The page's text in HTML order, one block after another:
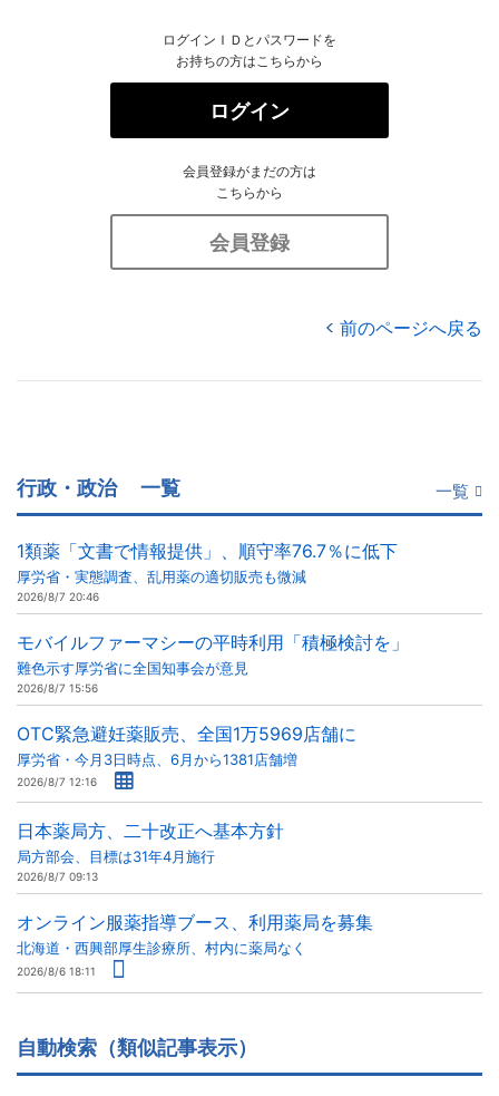
ログインＩＤとパスワードを
お持ちの方はこちらから
ログイン
会員登録がまだの方は
こちらから
会員登録
前のページへ戻る
行政・政治 一覧 一覧
1類薬「文書で情報提供」、順守率76.7％に低下
厚労省・実態調査、乱用薬の適切販売も微減
2026/8/7 20:46
モバイルファーマシーの平時利用「積極検討を」
難色示す厚労省に全国知事会が意見
2026/8/7 15:56
OTC緊急避妊薬販売、全国1万5969店舗に
厚労省・今月3日時点、6月から1381店舗増
2026/8/7 12:16
日本薬局方、二十改正へ基本方針
局方部会、目標は31年4月施行
2026/8/7 09:13
オンライン服薬指導ブース、利用薬局を募集
北海道・西興部厚生診療所、村内に薬局なく
2026/8/6 18:11
自動検索（類似記事表示）